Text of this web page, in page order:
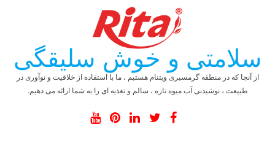
سلامتی و خوش سلیقگی
از آنجا که در منطقه گرمسیری ویتنام هستیم ، ما با استفاده از خلاقیت و نوآوری در
طبیعت ، نوشیدنی آب میوه تازه ، سالم و تغذیه ای را به شما ارائه می دهیم.